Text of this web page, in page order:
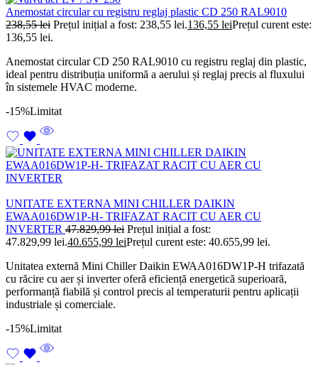
Anemostat circular cu registru reglaj plastic CD 250 RAL9010
238,55lei Prețul inițial a fost: 238,55 lei.136,55 leiPrețul curent este:
136,55 lei.
Anemostat circular CD 250 RAL9010 cu registru reglaj din plastic,
ideal pentru distribuția uniformă a aerului și reglaj precis al fluxului
în sistemele HVAC moderne.
-15%Limitat
UNITATE EXTERNA MINI CHILLER DAIKIN
EWAA016DW1P-H- TRIFAZAT RACIT CU AER CU
INVERTER 47.829,99lei Prețul inițial a fost:
47.829,99 lei.40.655,99 leiPrețul curent este: 40.655,99 lei.
Unitatea externă Mini Chiller Daikin EWAA016DW1P-H trifazată
cu răcire cu aer și inverter oferă eficiență energetică superioară,
performanță fiabilă și control precis al temperaturii pentru aplicații
industriale și comerciale.
-15%Limitat